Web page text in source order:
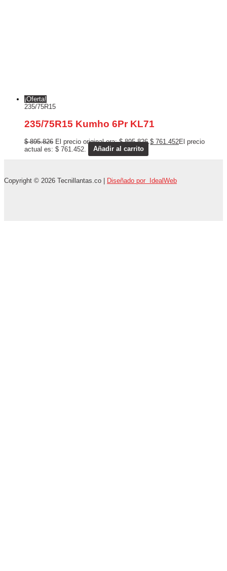
¡Oferta!
235/75R15
235/75R15 Kumho 6Pr KL71
$895.826 El precio original era: $ 895.826. $ 761.452El precio
actual es: $ 761.452.
Añadir al carrito
Copyright © 2026 Tecnillantas.co | Diseñado por IdealWeb